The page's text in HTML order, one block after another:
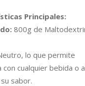
Principales:
800g de
lo que permite
con cualquier bebida o
sabor.